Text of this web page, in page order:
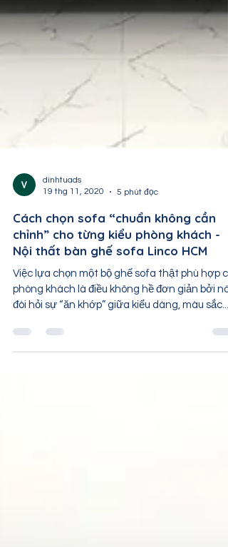
dinhtuads
19 thg 11, 2020
5 phút đọc
Cách chọn sofa “chuẩn không cần
chỉnh” cho từng kiểu phòng khách -
Nội thất bàn ghế sofa Linco HCM
Việc lựa chọn một bộ ghế sofa thật phù hợp
phòng khách là điều không hề đơn giản bởi nó